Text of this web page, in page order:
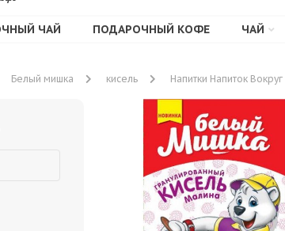
ЧАЙ ПОДАРОЧНЫЙ КОФЕ ЧАЙ
Белый мишка кисель Напитки Напиток